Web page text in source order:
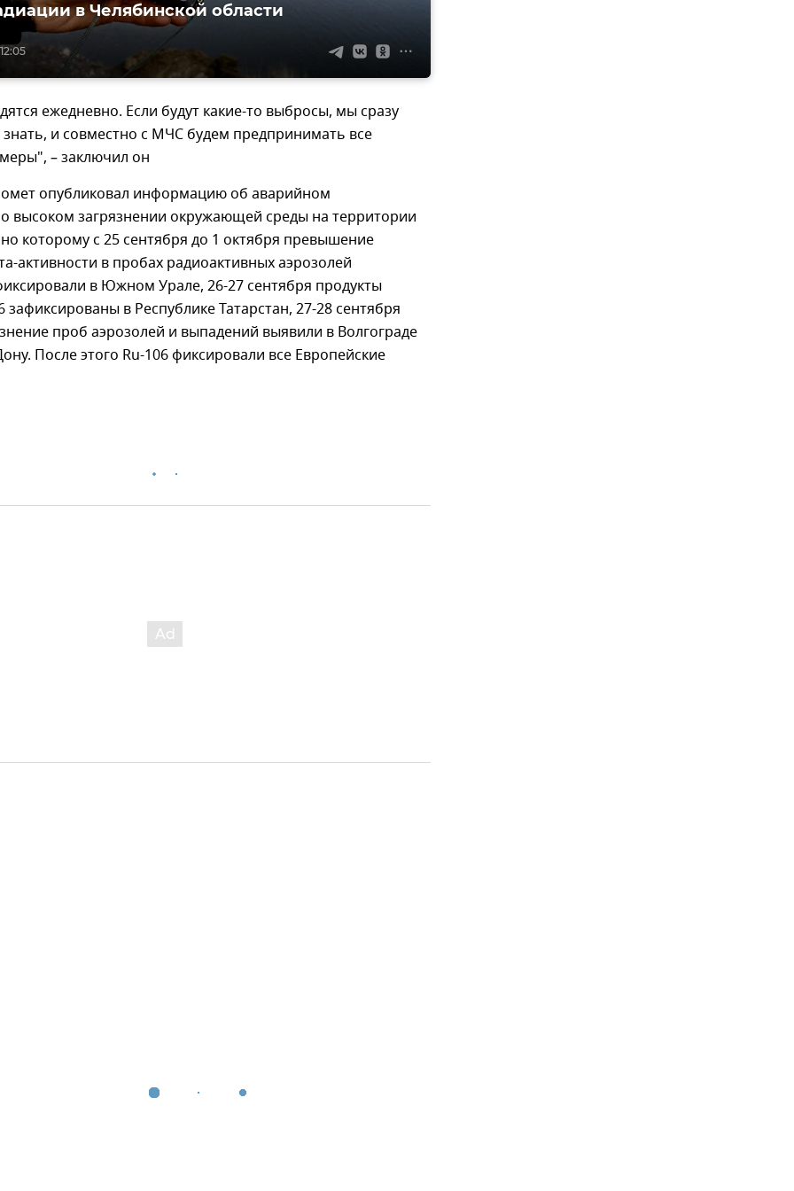
в Челябинской области
ежедневно. Если будут какие-то выбросы, мы сразу
и совместно с МЧС будем предпринимать все
– заключил он
опубликовал информацию об аварийном
высоком загрязнении окружающей среды на территории
которому с 25 сентября до 1 октября превышение
активности в пробах радиоактивных аэрозолей
в Южном Урале, 26-27 сентября продукты
зафиксированы в Республике Татарстан, 27-28 сентября
проб аэрозолей и выпадений выявили в Волгограде
После этого Ru-106 фиксировали все Европейские